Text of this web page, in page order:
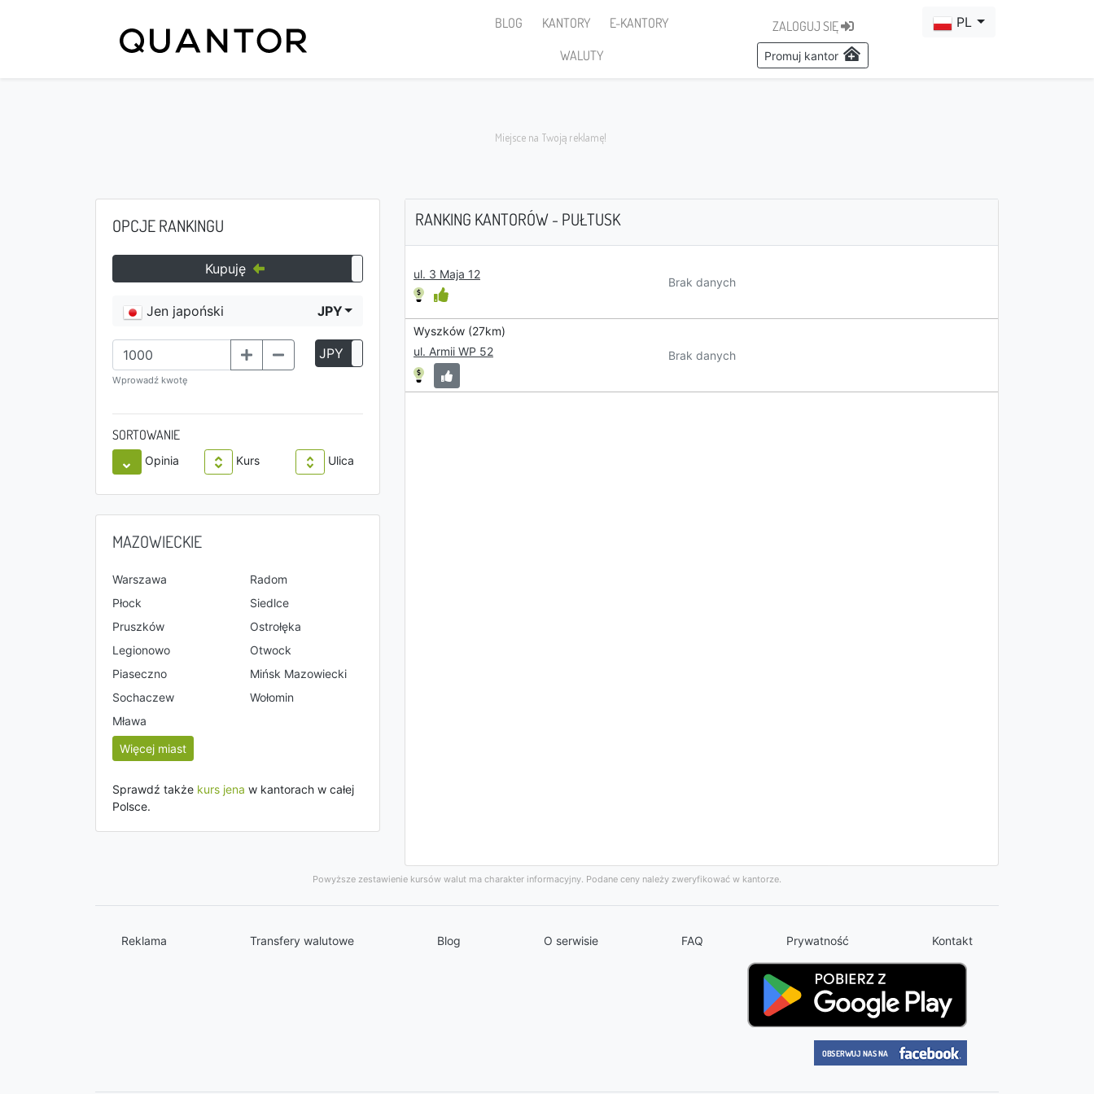
BLOG KANTORY
E-KANTORY
WALUTY
ZALOGUJ SIĘ
Promuj kantor
PL
OPCJE RANKINGU
Kupuję Sprzedaję
Jen japoński JPY
Wprowadź kwotę
JPY
SORTOWANIE
Opinia Kurs Ulica
MAZOWIECKIE
Warszawa
Radom
Płock
Siedlce
Pruszków
Ostrołęka
Legionowo
Otwock
Piaseczno
Mińsk Mazowiecki
Sochaczew
Wołomin
Mława
Więcej miast
Sprawdź także kurs jena w kantorach w całej
Polsce.
RANKING KANTORÓW - PUŁTUSK
ul. 3 Maja 12
Brak danych
Wyszków (27km)
ul. Armii WP 52
Brak danych
Powyższe zestawienie kursów walut ma charakter informacyjny. Podane ceny należy zweryfikować w kantorze.
Reklama Transfery walutowe Blog O serwisie FAQ Prywatność Kontakt